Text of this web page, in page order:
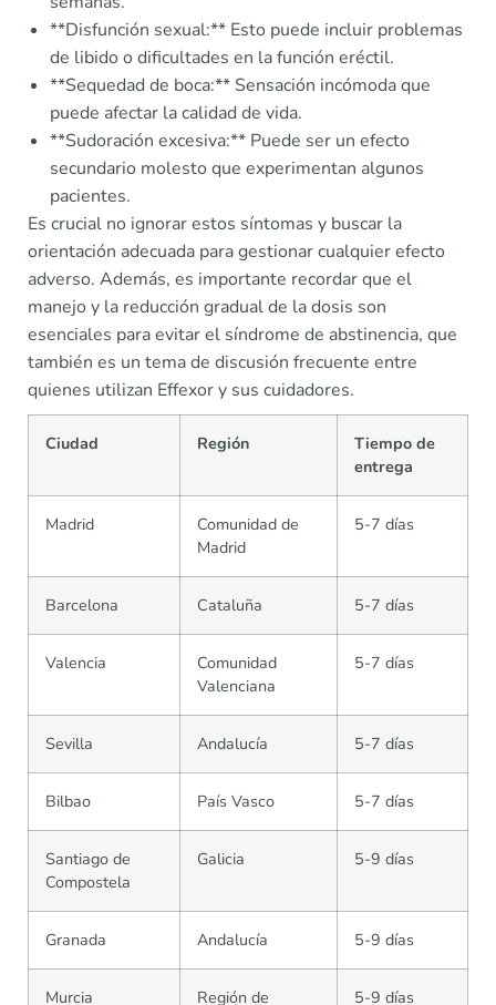
**Disfunción sexual:** Esto puede incluir problemas
de libido o dificultades en la función eréctil.
**Sequedad de boca:** Sensación incómoda que
puede afectar la calidad de vida.
**Sudoración excesiva:** Puede ser un efecto
secundario molesto que experimentan algunos
pacientes.
Es crucial no ignorar estos síntomas y buscar la
orientación adecuada para gestionar cualquier efecto
adverso. Además, es importante recordar que el
manejo y la reducción gradual de la dosis son
esenciales para evitar el síndrome de abstinencia, que
también es un tema de discusión frecuente entre
quienes utilizan Effexor y sus cuidadores.
Ciudad Región
Tiempo de
entrega
Madrid
Comunidad de
Madrid
5-7 días
Barcelona Cataluña 5-7 días
Valencia
Comunidad
Valenciana
5-7 días
Sevilla Andalucía 5-7 días
Bilbao País Vasco 5-7 días
Santiago de
Compostela
Galicia 5-9 días
Granada Andalucía 5-9 días
Murcia
Región de
5-9 días